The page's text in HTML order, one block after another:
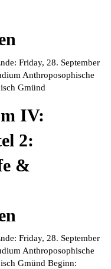
Friday, 28. September
Anthroposophische
Gmünd
IV:
2:
&
Friday, 28. September
Anthroposophische
Gmünd Beginn: